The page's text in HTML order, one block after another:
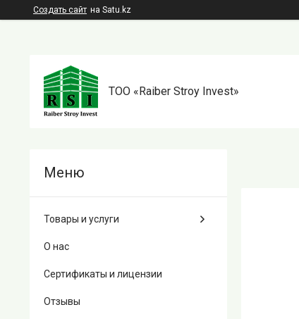
Создать сайт на Satu.kz
TOO «Raiber Stroy Invest»
Товары и услуги
О нас
Сертификаты и лицензии
Отзывы